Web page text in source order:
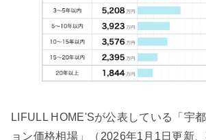
LIFULL HOME'Sが公表している「宇
ョン価格相場」（2026年1月1日更新